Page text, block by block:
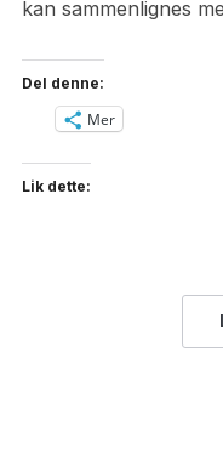
kan sammenlignes
Del denne:
Mer
Lik dette: